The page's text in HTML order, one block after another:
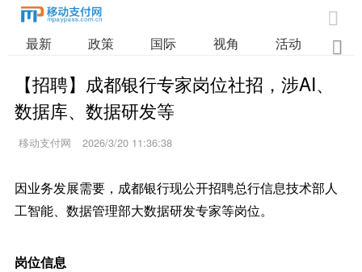

最新 政策 国际 视角 活动 业

【招聘】成都银行专家岗位社招，涉AI、
数据库、数据研发等
移动支付网 2026/3/20 11:36:38
因业务发展需要，成都银行现公开招聘总行信息技术部人
工智能、数据管理部大数据研发专家等岗位。
岗位信息